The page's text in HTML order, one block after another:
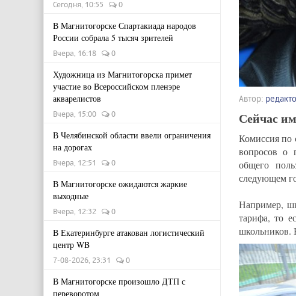
Сегодня, 10:55 0
В Магнитогорске Спартакиада народов
России собрала 5 тысяч зрителей
Вчера, 16:18 0
Художница из Магнитогорска примет
участие во Всероссийском пленэре
акварелистов
Вчера, 15:00 0
В Челябинской области ввели ограничения
на дорогах
Вчера, 12:51 0
В Магнитогорске ожидаются жаркие
выходные
Вчера, 12:32 0
В Екатеринбурге атакован логистический
центр WB
7-08-2026, 23:31 0
В Магнитогорске произошло ДТП с
переворотом
Автор:
Сейчас
Комиссия по
вопросов о
общего
следующем
Например,
тарифа, то
школьников.